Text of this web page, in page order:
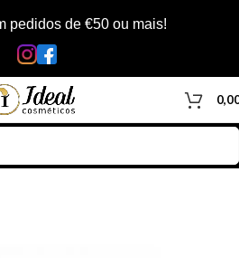
pedidos de €50 ou mais!